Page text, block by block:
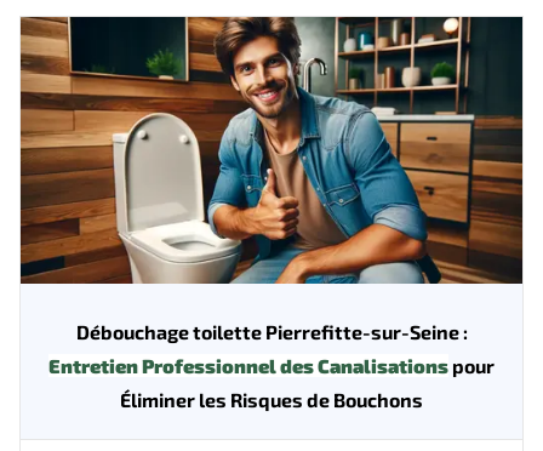
Débouchage toilette Pierrefitte-sur-Seine :
Entretien Professionnel des Canalisations pour
Éliminer les Risques de Bouchons